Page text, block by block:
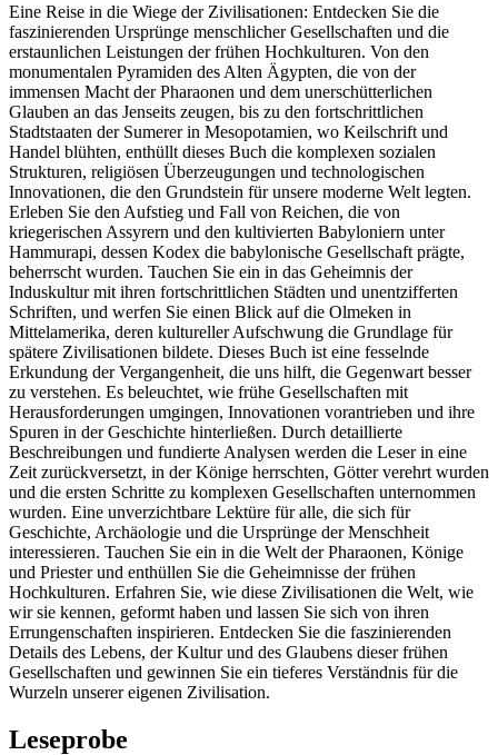
Eine Reise in die Wiege der Zivilisationen: Entdecken Sie die
faszinierenden Ursprünge menschlicher Gesellschaften und die
erstaunlichen Leistungen der frühen Hochkulturen. Von den
monumentalen Pyramiden des Alten Ägypten, die von der
immensen Macht der Pharaonen und dem unerschütterlichen
Glauben an das Jenseits zeugen, bis zu den fortschrittlichen
Stadtstaaten der Sumerer in Mesopotamien, wo Keilschrift und
Handel blühten, enthüllt dieses Buch die komplexen sozialen
Strukturen, religiösen Überzeugungen und technologischen
Innovationen, die den Grundstein für unsere moderne Welt legten.
Erleben Sie den Aufstieg und Fall von Reichen, die von
kriegerischen Assyrern und den kultivierten Babyloniern unter
Hammurapi, dessen Kodex die babylonische Gesellschaft prägte,
beherrscht wurden. Tauchen Sie ein in das Geheimnis der
Induskultur mit ihren fortschrittlichen Städten und unentzifferten
Schriften, und werfen Sie einen Blick auf die Olmeken in
Mittelamerika, deren kultureller Aufschwung die Grundlage für
spätere Zivilisationen bildete. Dieses Buch ist eine fesselnde
Erkundung der Vergangenheit, die uns hilft, die Gegenwart besser
zu verstehen. Es beleuchtet, wie frühe Gesellschaften mit
Herausforderungen umgingen, Innovationen vorantrieben und ihre
Spuren in der Geschichte hinterließen. Durch detaillierte
Beschreibungen und fundierte Analysen werden die Leser in eine
Zeit zurückversetzt, in der Könige herrschten, Götter verehrt wurden
und die ersten Schritte zu komplexen Gesellschaften unternommen
wurden. Eine unverzichtbare Lektüre für alle, die sich für
Geschichte, Archäologie und die Ursprünge der Menschheit
interessieren. Tauchen Sie ein in die Welt der Pharaonen, Könige
und Priester und enthüllen Sie die Geheimnisse der frühen
Hochkulturen. Erfahren Sie, wie diese Zivilisationen die Welt, wie
wir sie kennen, geformt haben und lassen Sie sich von ihren
Errungenschaften inspirieren. Entdecken Sie die faszinierenden
Details des Lebens, der Kultur und des Glaubens dieser frühen
Gesellschaften und gewinnen Sie ein tieferes Verständnis für die
Wurzeln unserer eigenen Zivilisation.
Leseprobe